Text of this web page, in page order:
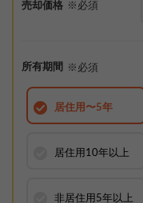
売却価格 ※必須
所有期間 ※必須
居住用 〜5年
居住用 10年以上
非居住用 5年以上
【完全無